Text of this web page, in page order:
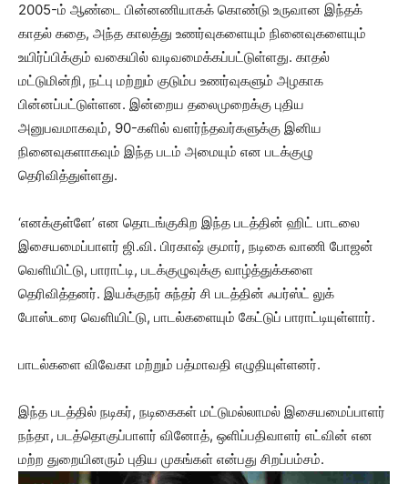
2005-ம் ஆண்டை பின்னணியாகக் கொண்டு உருவான இந்தக்
காதல் கதை, அந்த காலத்து உணர்வுகளையும் நினைவுகளையும்
உயிர்ப்பிக்கும் வகையில் வடிவமைக்கப்பட்டுள்ளது. காதல்
மட்டுமின்றி, நட்பு மற்றும் குடும்ப உணர்வுகளும் அழகாக
பின்னப்பட்டுள்ளன. இன்றைய தலைமுறைக்கு புதிய
அனுபவமாகவும், 90-களில் வளர்ந்தவர்களுக்கு இனிய
நினைவுகளாகவும் இந்த படம் அமையும் என படக்குழு
தெரிவித்துள்ளது.
‘எனக்குள்ளே’ என தொடங்குகிற இந்த படத்தின் ஹிட் பாடலை
இசையமைப்பாளர் ஜி.வி. பிரகாஷ் குமார், நடிகை வாணி போஜன்
வெளியிட்டு, பாராட்டி, படக்குழுவுக்கு வாழ்த்துக்களை
தெரிவித்தனர். இயக்குநர் சுந்தர் சி படத்தின் ஃபர்ஸ்ட் லுக்
போஸ்டரை வெளியிட்டு, பாடல்களையும் கேட்டுப் பாராட்டியுள்ளார்.
பாடல்களை விவேகா மற்றும் பத்மாவதி எழுதியுள்ளனர்.
இந்த படத்தில் நடிகர், நடிகைகள் மட்டுமல்லாமல் இசையமைப்பாளர்
நந்தா, படத்தொகுப்பாளர் வினோத், ஒளிப்பதிவாளர் எட்வின் என
மற்ற துறையினரும் புதிய முகங்கள் என்பது சிறப்பம்சம்.